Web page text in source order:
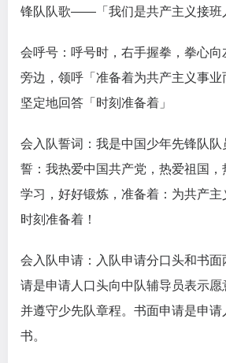
锋队队歌——「我们是共产主义接班
会呼号：呼号时，右手握拳，拳心
旁边，领呼「准备着为共产主义事
坚定地回答「时刻准备着」
会入队誓词：我是中国少年先锋队队
誓：我热爱中国共产党，热爱祖国
学习，好好锻炼，准备着：为共产主
时刻准备着！
会入队申请：入队申请分口头和书面
请是申请人口头向中队辅导员表示愿
并遵守少先队章程。书面申请是申
书。